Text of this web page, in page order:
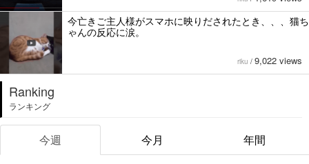
今亡きご主人様がスマホに映りだされたとき、、、猫ち
ゃんの反応に涙。
riku / 9,022 views
Ranking
ランキング
今週 今月 年間